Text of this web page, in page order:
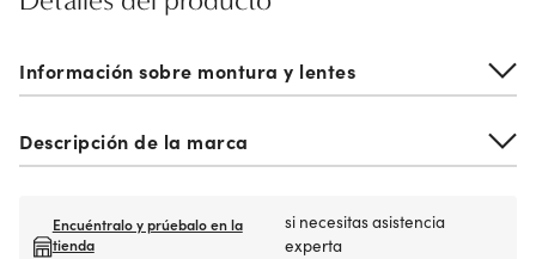
Información sobre montura y lentes
Descripción de la marca
Encuéntralo y prúebalo en la
tienda
si necesitas asistencia
experta